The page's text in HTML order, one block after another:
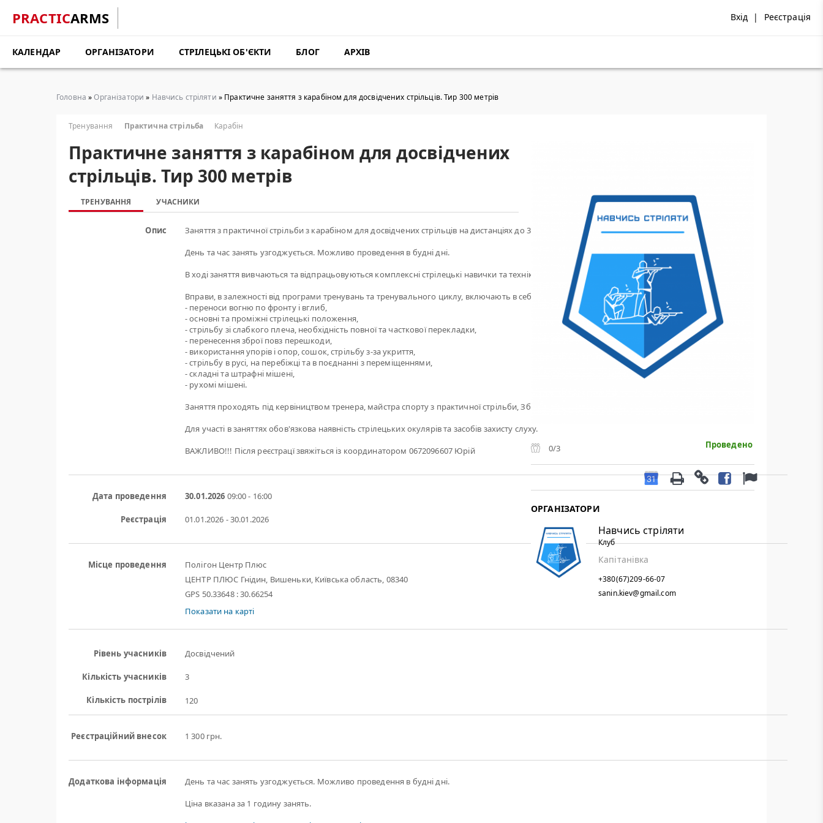
PRACTICARMS Вхід | Реєстрація
КАЛЕНДАР ОРГАНІЗАТОРИ СТРІЛЕЦЬКІ ОБ'ЄКТИ БЛОГ АРХІВ
Головна »Організатори » Навчись стріляти » Практичне заняття з карабіном для досвідчених стрільців. Тир 300 метрів
Тренування Практична стрільба Карабін
Практичне заняття з карабіном для досвідчених
стрільців. Тир 300 метрів
ТРЕНУВАННЯ УЧАСНИКИ
Опис
Заняття з практичної стрільби з карабіном для досвідчених стрільців на дистанціях до 300 м
День та час занять узгоджується. Можливо проведення в будні дні.
В ході заняття вивчаються та відпрацьовуються комплексні стрілецькі навички та техніки стрільби.
Вправи, в залежності від програми тренувань та тренувального циклу, включають в себе:
- переноси вогню по фронту і вглиб,
- основні та проміжні стрілецькі положення,
- стрільбу зі слабкого плеча, необхідність повної та часткової перекладки,
- перенесення зброї повз перешкоди,
- використання упорів і опор, сошок, стрільбу з-за укриття,
- стрільбу в русі, на перебіжці та в поєднанні з переміщеннями,
- складні та штрафні мішені,
- рухомі мішені.
Заняття проходять під кервіництвом тренера, майстра спорту з практичної стрільби, Збаранського Владислава
Для участі в заняттях обов'язкова наявність стрілецьких окулярів та засобів захисту слуху.
ВАЖЛИВО!!! Після реєстрацї звяжіться із координатором 0672096607 Юрій
Дата проведення 30.01.2026 09:00 - 16:00
Реєстрація 01.01.2026 - 30.01.2026
Місце проведення
Полігон Центр Плюс
ЦЕНТР ПЛЮС Гнідин, Вишеньки, Київська область, 08340
GPS 50.33648 : 30.66254
Показати на карті
Рівень учасників Досвідчений
Кількість учасників 3
Кількість пострілів 120
Реєстраційний внесок 1 300 грн.
Додаткова інформація
День та час занять узгоджується. Можливо проведення в будні дні.
Ціна вказана за 1 годину занять.
0/3 Проведено
ОРГАНІЗАТОРИ
Навчись стріляти
Клуб
Капітанівка
+380(67)209-66-07
sanin.kiev@gmail.com